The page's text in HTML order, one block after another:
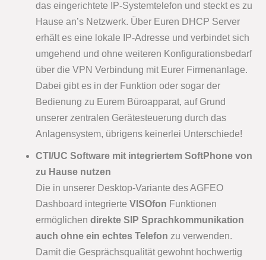
das eingerichtete IP-Systemtelefon und steckt es zu
Hause an’s Netzwerk. Über Euren DHCP Server
erhält es eine lokale IP-Adresse und verbindet sich
umgehend und ohne weiteren Konfigurationsbedarf
über die VPN Verbindung mit Eurer Firmenanlage.
Dabei gibt es in der Funktion oder sogar der
Bedienung zu Eurem Büroapparat, auf Grund
unserer zentralen Gerätesteuerung durch das
Anlagensystem, übrigens keinerlei Unterschiede!
CTI/UC Software mit integriertem SoftPhone von
zu Hause nutzen
Die in unserer Desktop-Variante des AGFEO
Dashboard integrierte VISOfon Funktionen
ermöglichen direkte SIP Sprachkommunikation
auch ohne ein echtes Telefon zu verwenden.
Damit die Gesprächsqualität gewohnt hochwertig